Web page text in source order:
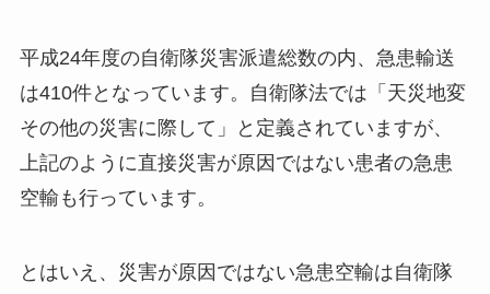
平成24年度の自衛隊災害派遣総数の内、急患輸送
は410件となっています。自衛隊法では「天災地変
その他の災害に際して」と定義されていますが、
上記のように直接災害が原因ではない患者の急患
空輸も行っています。
とはいえ、災害が原因ではない急患空輸は自衛隊